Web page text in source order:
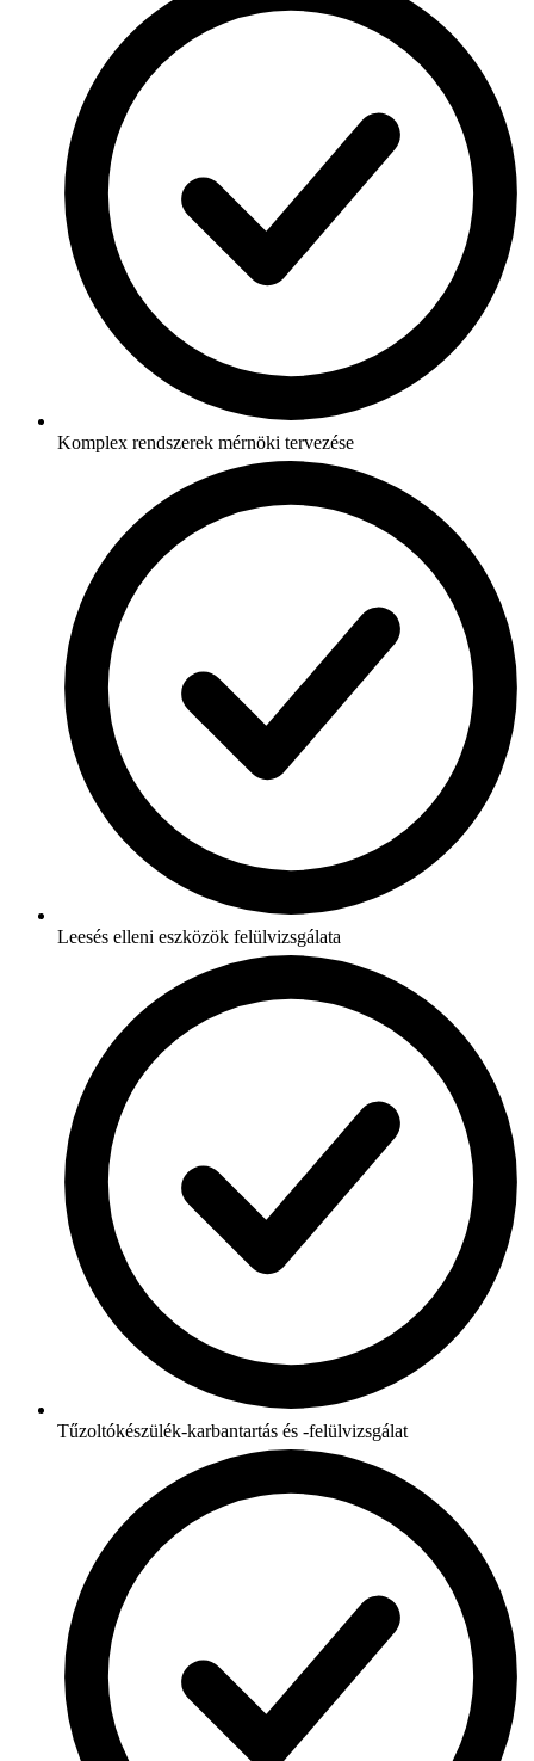
Komplex rendszerek mérnöki tervezése
Leesés elleni eszközök felülvizsgálata
Tűzoltókészülék-karbantartás és -felülvizsgálat